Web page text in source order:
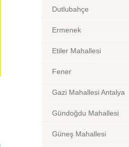
Dutlubahçe
Ermenek
Etiler Mahallesi
Fener
Gazi Mahallesi Antalya
Gündoğdu Mahallesi
Güneş Mahallesi